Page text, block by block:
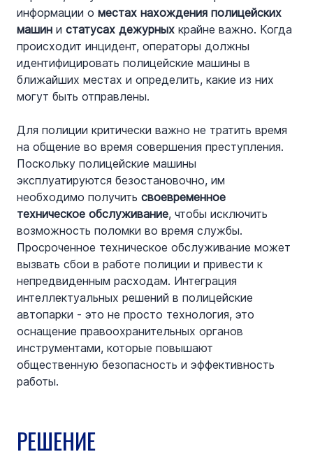
информации о местах нахождения полицейских
машин и статусах дежурных крайне важно. Когда
происходит инцидент, операторы должны
идентифицировать полицейские машины в
ближайших местах и определить, какие из них
могут быть отправлены.
Для полиции критически важно не тратить время
на общение во время совершения преступления.
Поскольку полицейские машины
эксплуатируются безостановочно, им
необходимо получить своевременное
техническое обслуживание, чтобы исключить
возможность поломки во время службы.
Просроченное техническое обслуживание может
вызвать сбои в работе полиции и привести к
непредвиденным расходам. Интеграция
интеллектуальных решений в полицейские
автопарки - это не просто технология, это
оснащение правоохранительных органов
инструментами, которые повышают
общественную безопасность и эффективность
работы.
РЕШЕНИЕ